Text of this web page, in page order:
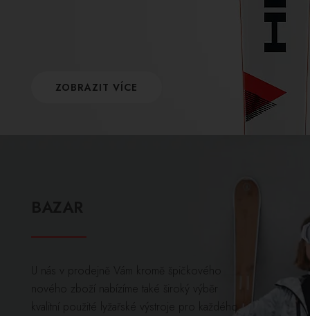
ZOBRAZIT VÍCE
U nás v prodejně Vám kromě špičkového
nového zboží nabízíme také široký výběr
kvalitní použité lyžařské výstroje pro každého.